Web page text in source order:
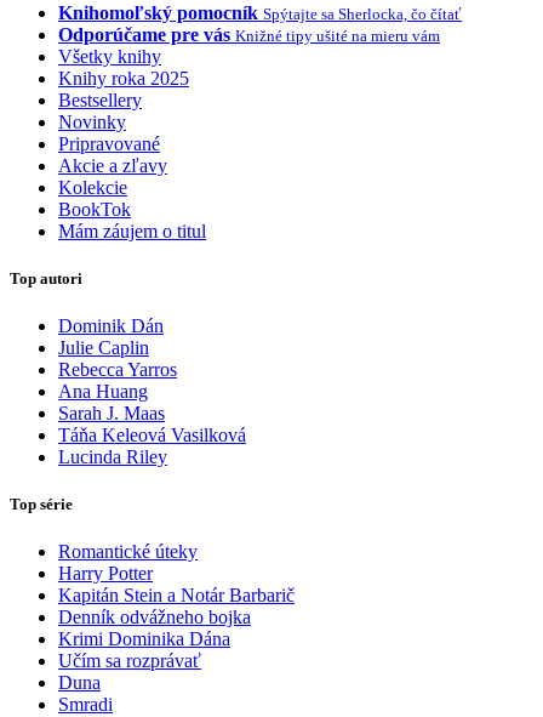
Knihomoľský pomocník Spýtajte sa Sherlocka, čo čítať
Odporúčame pre vás Knižné tipy ušité na mieru vám
Všetky knihy
Knihy roka 2025
Bestsellery
Novinky
Pripravované
Akcie a zľavy
Kolekcie
BookTok
Mám záujem o titul
Top autori
Dominik Dán
Julie Caplin
Rebecca Yarros
Ana Huang
Sarah J. Maas
Táňa Keleová Vasilková
Lucinda Riley
Top série
Romantické úteky
Harry Potter
Kapitán Stein a Notár Barbarič
Denník odvážneho bojka
Krimi Dominika Dána
Učím sa rozprávať
Duna
Smradi